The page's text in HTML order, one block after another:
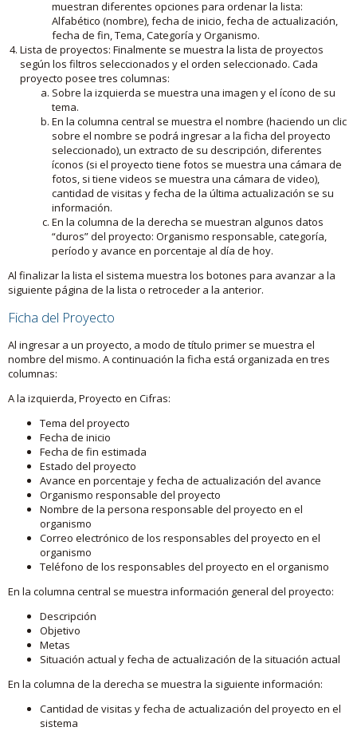
muestran diferentes opciones para ordenar la lista:
Alfabético (nombre), fecha de inicio, fecha de actualización,
fecha de fin, Tema, Categoría y Organismo.
Lista de proyectos: Finalmente se muestra la lista de proyectos
según los filtros seleccionados y el orden seleccionado. Cada
proyecto posee tres columnas:
Sobre la izquierda se muestra una imagen y el ícono de su
tema.
En la columna central se muestra el nombre (haciendo un clic
sobre el nombre se podrá ingresar a la ficha del proyecto
seleccionado), un extracto de su descripción, diferentes
íconos (si el proyecto tiene fotos se muestra una cámara de
fotos, si tiene videos se muestra una cámara de video),
cantidad de visitas y fecha de la última actualización se su
información.
En la columna de la derecha se muestran algunos datos
“duros” del proyecto: Organismo responsable, categoría,
período y avance en porcentaje al día de hoy.
Al finalizar la lista el sistema muestra los botones para avanzar a la
siguiente página de la lista o retroceder a la anterior.
Ficha del Proyecto
Al ingresar a un proyecto, a modo de título primer se muestra el
nombre del mismo. A continuación la ficha está organizada en tres
columnas:
A la izquierda, Proyecto en Cifras:
Tema del proyecto
Fecha de inicio
Fecha de fin estimada
Estado del proyecto
Avance en porcentaje y fecha de actualización del avance
Organismo responsable del proyecto
Nombre de la persona responsable del proyecto en el
organismo
Correo electrónico de los responsables del proyecto en el
organismo
Teléfono de los responsables del proyecto en el organismo
En la columna central se muestra información general del proyecto:
Descripción
Objetivo
Metas
Situación actual y fecha de actualización de la situación actual
En la columna de la derecha se muestra la siguiente información:
Cantidad de visitas y fecha de actualización del proyecto en el
sistema